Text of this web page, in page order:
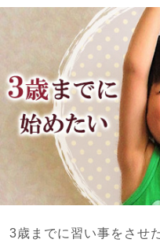
3歳までに習い事をさせ